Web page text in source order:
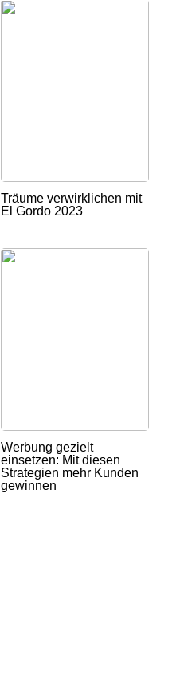
Träume verwirklichen mit
El Gordo 2023
Werbung gezielt
einsetzen: Mit diesen
Strategien mehr Kunden
gewinnen